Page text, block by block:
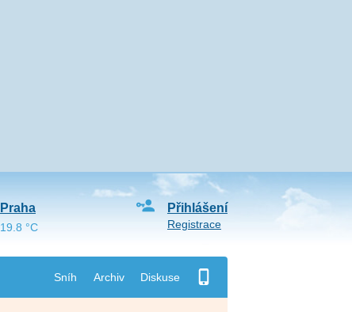
Sníh Archiv Diskuse
Přihlášení
Registrace
Praha
19.8 °C